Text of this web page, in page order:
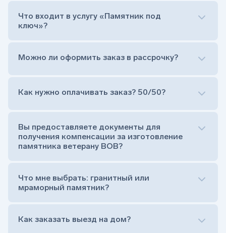
Что входит в услугу «Памятник под
ключ»?
Сам комплект памятника:
Тумба (постамент, на который при помощи
штыря устанавливается стела)
Цветник (обрамление могилки, бывает, что
Обработка и сверловка комплекта
Расположение символа веры (крестик или
на символ веры или вовсе портрет не рисовать)
Можно ли оформить заказ в рассрочку?
Как нужно оплачивать заказ? 50/50?
Вы предоставляете документы для
получения компенсации за изготовление
памятника ветерану ВОВ?
Что мне выбрать: гранитный или
мраморный памятник?
Как заказать выезд на дом?